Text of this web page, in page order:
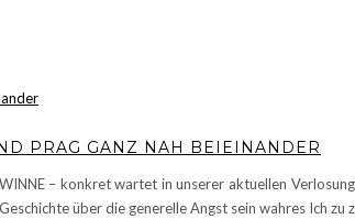
PRAG GANZ NAH BEIEINANDER
– konkret wartet in unserer aktuellen
über die generelle Angst sein wahres Ich zu